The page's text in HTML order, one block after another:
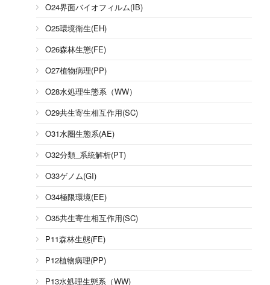
O24界面バイオフィルム(IB)
O25環境衛生(EH)
O26森林生態(FE)
O27植物病理(PP)
O28水処理生態系（WW）
O29共生寄生相互作用(SC)
O31水圏生態系(AE)
O32分類_系統解析(PT)
O33ゲノム(GI)
O34極限環境(EE)
O35共生寄生相互作用(SC)
P11森林生態(FE)
P12植物病理(PP)
P13水処理生態系（WW)